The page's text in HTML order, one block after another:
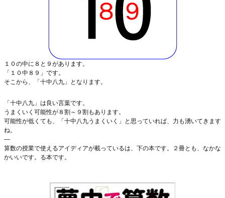
１０の中に８と９があります。
「１０中８９」です。
そこから、「十中八九」となります。
「十中八九」は良い言葉です。
うまくいく可能性が８割～９割もあります。
可能性が低くても、「十中八九うまくいく」と思っていれば、力も湧いてきます
ね。
—
算数の授業で使えるアイディアが載っているは、下の本です。２冊とも、なかな
かいいです。る本です。